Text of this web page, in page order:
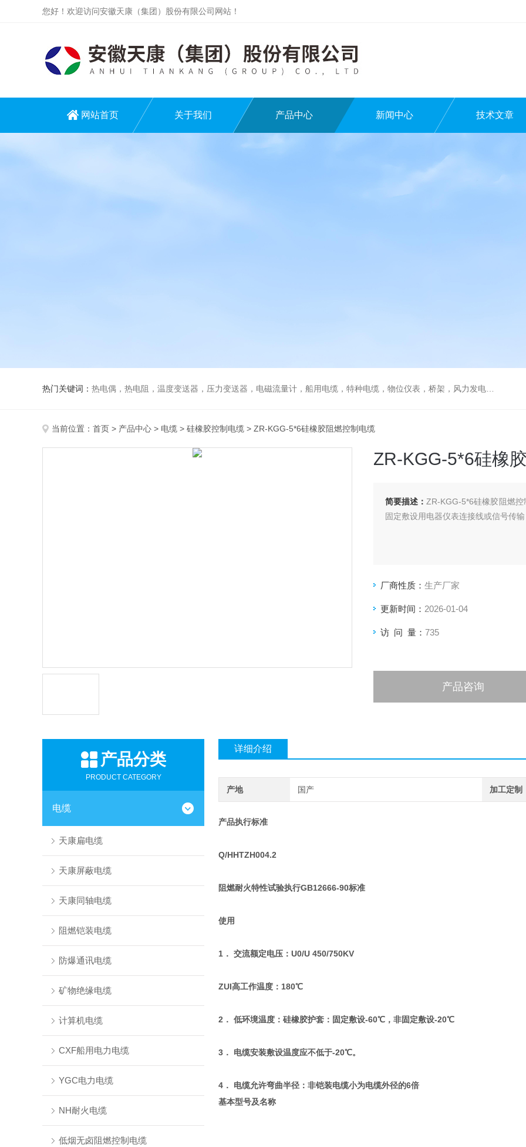
您好！欢迎访问安徽天康（集团）股份有限公司网站！
网站首页 关于我们 产品中心 新闻中心 技术文章
热门关键词： 热电偶，热电阻，温度变送器，压力变送器，电磁流量计，船用电缆，特种电缆，物位仪表，桥架，风力发电用电缆
当前位置： 首页 > 产品中心 > 电缆 > 硅橡胶控制电缆 > ZR-KGG-5*6硅橡胶阻燃控制电缆
ZR-KGG-5*6硅橡
简要描述： ZR-KGG-5*6硅橡胶阻燃
固定敷设用电器仪表连接线或信号传
厂商性质： 生产厂家
更新时间： 2026-01-04
访 问 量： 735
产品咨询
产品分类
PRODUCT CATEGORY
电缆
天康扁电缆
天康屏蔽电缆
天康同轴电缆
阻燃铠装电缆
防爆通讯电缆
矿物绝缘电缆
计算机电缆
CXF船用电力电缆
YGC电力电缆
NH耐火电缆
低烟无卤阻燃控制电缆
详细介绍
产地 国产 加工定制
产品执行标准
Q/HHTZH004.2
阻燃耐火特性试验执行GB12666-90标准
使用
1． 交流额定电压：U0/U 450/750KV
ZUI高工作温度：180℃
2． 低环境温度：硅橡胶护套：固定敷设-60℃，非固定敷设-20℃
3． 电缆安装敷设温度应不低于-20℃。
4． 电缆允许弯曲半径：非铠装电缆小为电缆外径的6倍
基本型号及名称